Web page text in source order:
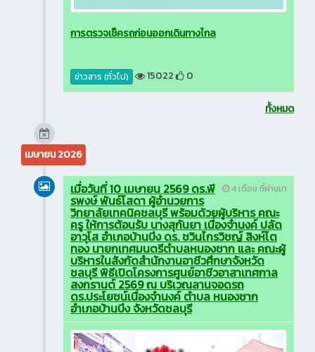
การตรวจเช็ครถก่อนออกเดินทางไกล
ข่าวสาร (ทั่วไป) 15022 0
ทั้งหมด
เมษายน 2026
4 เดือน ที่ผ่านมา
เมื่อวันที่ 10 เมษายน 2569 ดร.พี
รพงษ์ พันธ์โสดา ผู้อำนวยการ
วิทยาลัยเทคนิคชลบุรี พร้อมด้วยผู้บริหาร คณะ
ครู ให้การต้อนรับ นางสุกันยา เนื่องจำนงค์ ปลัด
อาวุโส อำเภอบ้านบึง ดร. ชวินไกรวิชญ์ สิงห์โต
ทอง นายกเทศมนตรีตำบลหนองชาก และ คณะผู้
บริหารในสังกัดสำนักงานอาชีวศึกษาจังหวัด
ชลบุรี พิธีเปิดโครงการศูนย์อาชีวอาสาเทศกาล
สงกรานต์ 2569 ณ บริเวณลานจอดรถ
ดร.ประโยชน์เนื่องจำนงค์ ตำบล หนองชาก
อำเภอบ้านบึง จังหวัดชลบุรี